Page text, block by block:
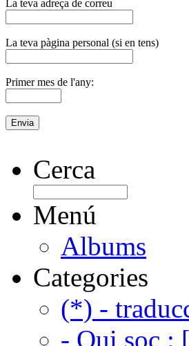
La teva adreça de correu
La teva pàgina personal (si en tens)
Primer mes de l'any:
Cerca
Menú
Albums
Categories
(*) -
- Qui soc :